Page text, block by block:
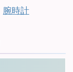
腕時計